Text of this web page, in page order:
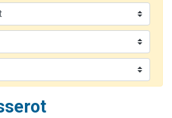
Il reste 49 places pour étudier en groupe sur Zoom
3 personnes viennent de nous rejoindre sur WhatsApp
2 personnes viennent de nous rejoindre sur WhatsApp
2 nouvelles musiques dans Torah-Box Music
6 personnes viennent de nous rejoindre sur WhatsApp